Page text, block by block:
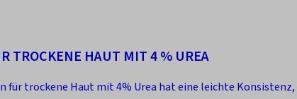
TROCKENE HAUT MIT 4 % UREA
für trockene Haut mit 4% Urea hat eine leichte